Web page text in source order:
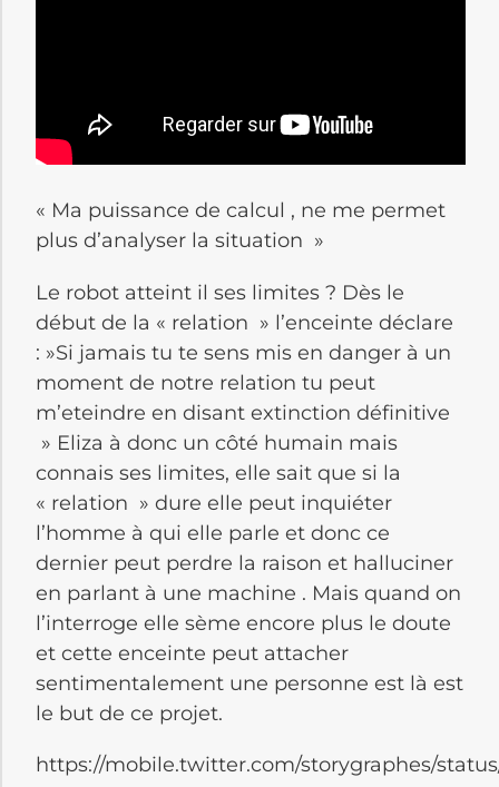
« Ma puissance de calcul , ne me permet
plus d’analyser la situation »
Le robot atteint il ses limites ? Dès le
début de la « relation » l’enceinte déclare
: »Si jamais tu te sens mis en danger à un
moment de notre relation tu peut
m’eteindre en disant extinction définitive
» Eliza à donc un côté humain mais
connais ses limites, elle sait que si la
« relation » dure elle peut inquiéter
l’homme à qui elle parle et donc ce
dernier peut perdre la raison et halluciner
en parlant à une machine . Mais quand on
l’interroge elle sème encore plus le doute
et cette enceinte peut attacher
sentimentalement une personne est là est
le but de ce projet.
https://mobile.twitter.com/storygraphes/